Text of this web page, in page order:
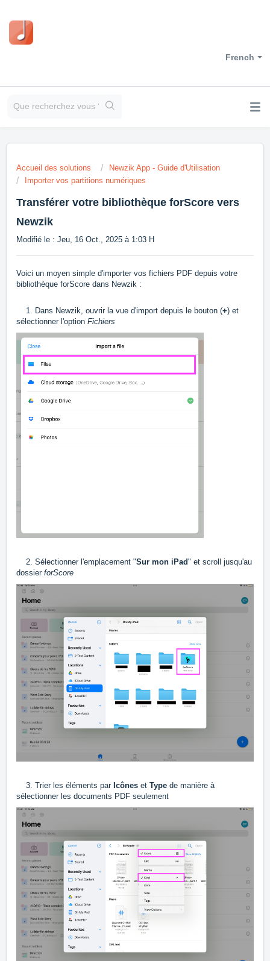
French
Accueil des solutions
Newzik App - Guide d'Utilisation
Importer vos partitions numériques
Transférer votre bibliothèque forScore vers
Newzik
Modifié le : Jeu, 16 Oct., 2025 à 1:03 H
Voici un moyen simple d'importer vos fichiers PDF depuis votre
bibliothèque forScore dans Newzik :
1. Dans Newzik, ouvrir la vue d'import depuis le bouton (+) et
sélectionner l'option Fichiers
2. Sélectionner l'emplacement "Sur mon iPad" et scroll jusqu'au
dossier forScore
3. Trier les éléments par Icônes et Type de manière à
sélectionner les documents PDF seulement